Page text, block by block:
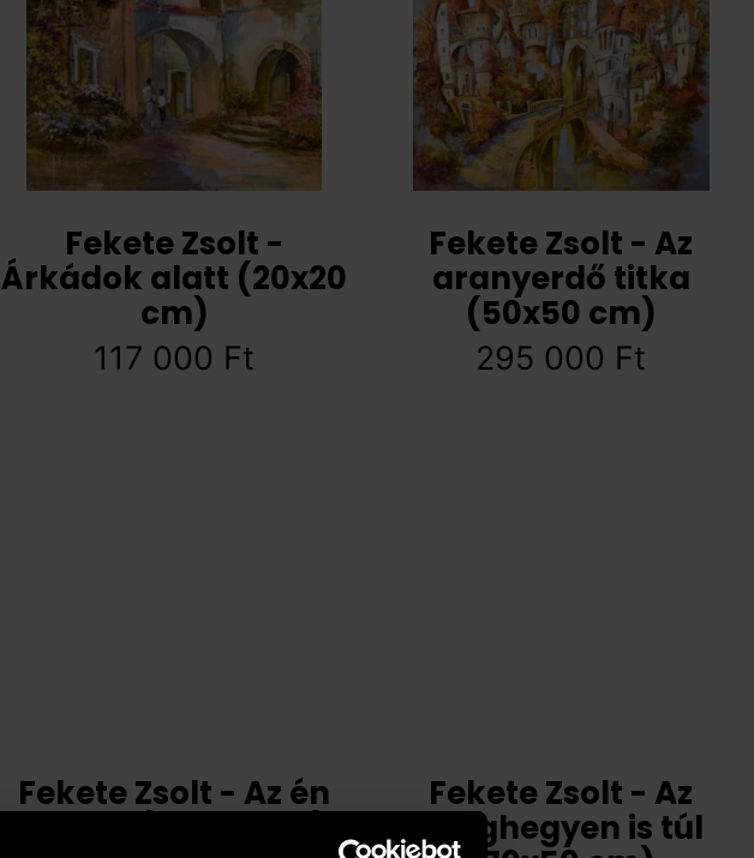
Fekete Zsolt -
Árkádok alatt (20x20
cm)
117 000 Ft
Fekete Zsolt - Az
aranyerdő titka
(50x50 cm)
295 000 Ft
Fekete Zsolt - Az én
Fekete Zsolt - Az
üveghegyen is túl